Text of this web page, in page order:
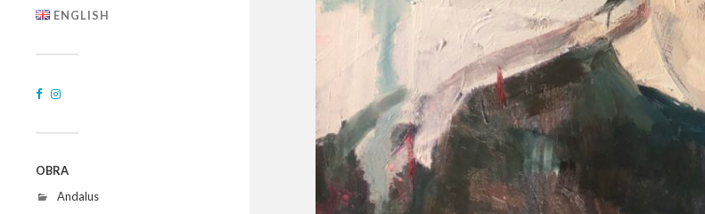
ENGLISH
OBRA
Andalus